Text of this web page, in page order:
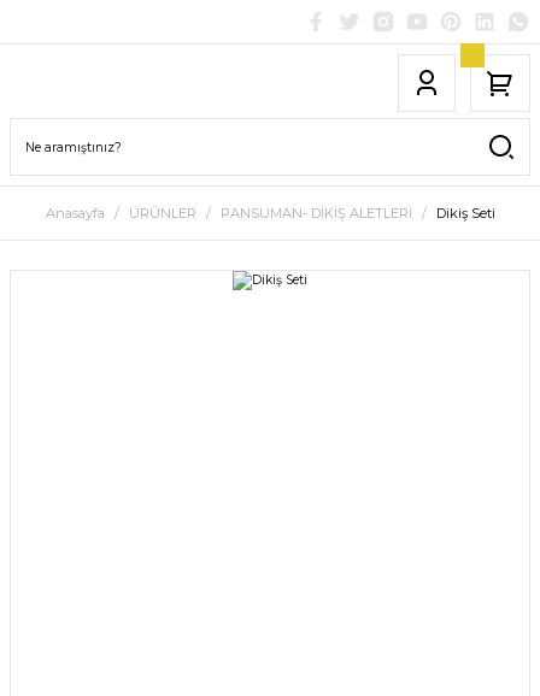
Anasayfa ÜRÜNLER PANSUMAN- DİKİŞ ALETLERİ Dikiş Seti